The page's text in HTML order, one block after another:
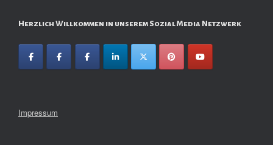
Herzlich Willkommen in unserem Sozial Media Netzwerk
Impressum